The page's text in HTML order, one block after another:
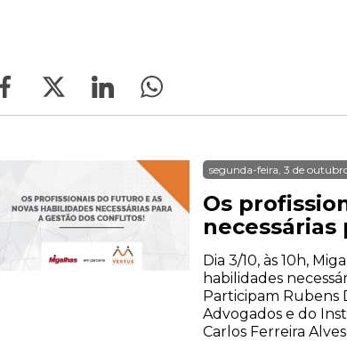
segunda-feira, 3 de
Os
necessárias
Dia 3/10, às 10h,
habilidades
Participam Rubens
Advogados e do
Carlos Ferreira